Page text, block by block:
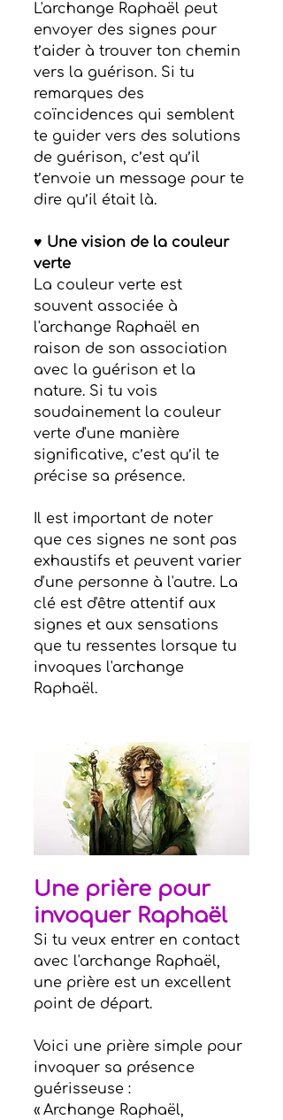
L'archange Raphaël peut
envoyer des signes pour
t’aider à trouver ton chemin
vers la guérison. Si tu
remarques des
coïncidences qui semblent
te guider vers des solutions
de guérison, c’est qu’il
t’envoie un message pour te
dire qu’il était là.
♥ Une vision de la couleur
verte
La couleur verte est
souvent associée à
l'archange Raphaël en
raison de son association
avec la guérison et la
nature. Si tu vois
soudainement la couleur
verte d'une manière
significative, c’est qu’il te
précise sa présence.
Il est important de noter
que ces signes ne sont pas
exhaustifs et peuvent varier
d'une personne à l'autre. La
clé est d'être attentif aux
signes et aux sensations
que tu ressentes lorsque tu
invoques l'archange
Raphaël.
Une prière pour
invoquer Raphaël
Si tu veux entrer en contact
avec l'archange Raphaël,
une prière est un excellent
point de départ.
Voici une prière simple pour
invoquer sa présence
guérisseuse :
« Archange Raphaël,